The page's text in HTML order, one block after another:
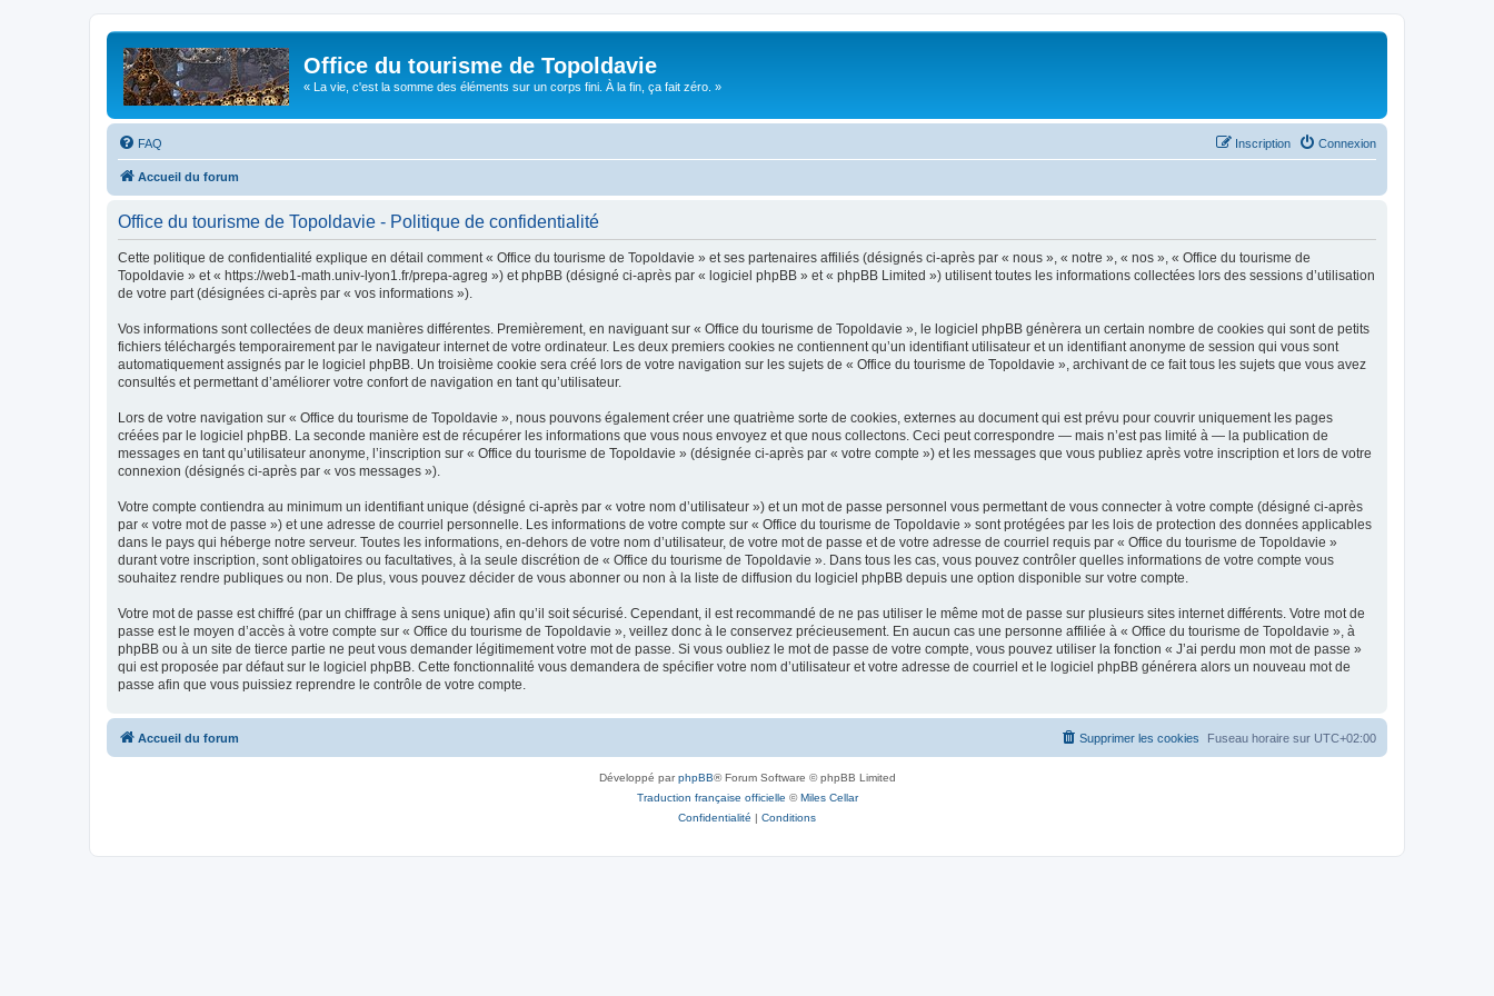
Office du tourisme de Topoldavie
« La vie, c'est la somme des éléments sur un corps fini. À la fin, ça fait zéro. »
FAQ Connexion
Inscription
Accueil du forum
Office du tourisme de Topoldavie - Politique de confidentialité
Cette politique de confidentialité explique en détail comment « Office du tourisme de Topoldavie » et ses partenaires affiliés (désignés ci-après par « nous », « notre », « nos », « Office du tourisme de
Topoldavie » et « https://web1-math.univ-lyon1.fr/prepa-agreg ») et phpBB (désigné ci-après par « logiciel phpBB » et « phpBB Limited ») utilisent toutes les informations collectées lors des sessions d’utilisation
de votre part (désignées ci-après par « vos informations »).
Vos informations sont collectées de deux manières différentes. Premièrement, en naviguant sur « Office du tourisme de Topoldavie », le logiciel phpBB génèrera un certain nombre de cookies qui sont de petits
fichiers téléchargés temporairement par le navigateur internet de votre ordinateur. Les deux premiers cookies ne contiennent qu’un identifiant utilisateur et un identifiant anonyme de session qui vous sont
automatiquement assignés par le logiciel phpBB. Un troisième cookie sera créé lors de votre navigation sur les sujets de « Office du tourisme de Topoldavie », archivant de ce fait tous les sujets que vous avez
consultés et permettant d’améliorer votre confort de navigation en tant qu’utilisateur.
Lors de votre navigation sur « Office du tourisme de Topoldavie », nous pouvons également créer une quatrième sorte de cookies, externes au document qui est prévu pour couvrir uniquement les pages
créées par le logiciel phpBB. La seconde manière est de récupérer les informations que vous nous envoyez et que nous collectons. Ceci peut correspondre — mais n’est pas limité à — la publication de
messages en tant qu’utilisateur anonyme, l’inscription sur « Office du tourisme de Topoldavie » (désignée ci-après par « votre compte ») et les messages que vous publiez après votre inscription et lors de votre
connexion (désignés ci-après par « vos messages »).
Votre compte contiendra au minimum un identifiant unique (désigné ci-après par « votre nom d’utilisateur ») et un mot de passe personnel vous permettant de vous connecter à votre compte (désigné ci-après
par « votre mot de passe ») et une adresse de courriel personnelle. Les informations de votre compte sur « Office du tourisme de Topoldavie » sont protégées par les lois de protection des données applicables
dans le pays qui héberge notre serveur. Toutes les informations, en-dehors de votre nom d’utilisateur, de votre mot de passe et de votre adresse de courriel requis par « Office du tourisme de Topoldavie »
durant votre inscription, sont obligatoires ou facultatives, à la seule discrétion de « Office du tourisme de Topoldavie ». Dans tous les cas, vous pouvez contrôler quelles informations de votre compte vous
souhaitez rendre publiques ou non. De plus, vous pouvez décider de vous abonner ou non à la liste de diffusion du logiciel phpBB depuis une option disponible sur votre compte.
Votre mot de passe est chiffré (par un chiffrage à sens unique) afin qu’il soit sécurisé. Cependant, il est recommandé de ne pas utiliser le même mot de passe sur plusieurs sites internet différents. Votre mot de
passe est le moyen d’accès à votre compte sur « Office du tourisme de Topoldavie », veillez donc à le conservez précieusement. En aucun cas une personne affiliée à « Office du tourisme de Topoldavie », à
phpBB ou à un site de tierce partie ne peut vous demander légitimement votre mot de passe. Si vous oubliez le mot de passe de votre compte, vous pouvez utiliser la fonction « J’ai perdu mon mot de passe »
qui est proposée par défaut sur le logiciel phpBB. Cette fonctionnalité vous demandera de spécifier votre nom d’utilisateur et votre adresse de courriel et le logiciel phpBB générera alors un nouveau mot de
passe afin que vous puissiez reprendre le contrôle de votre compte.
Accueil du forum Fuseau horaire sur UTC+02:00
Supprimer les cookies
Développé parphpBB® Forum Software © phpBB Limited
Traduction française officielle ©Miles Cellar
Confidentialité | Conditions